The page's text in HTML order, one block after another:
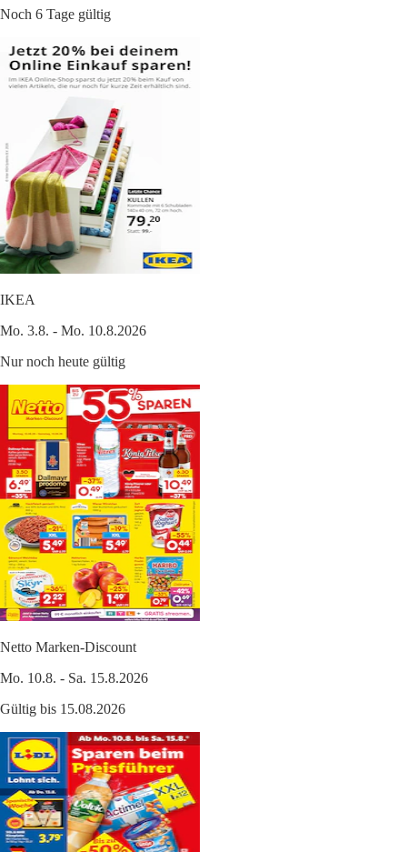
Noch 6 Tage gültig
IKEA
Mo. 3.8. - Mo. 10.8.2026
Nur noch heute gültig
Netto Marken-Discount
Mo. 10.8. - Sa. 15.8.2026
Gültig bis 15.08.2026